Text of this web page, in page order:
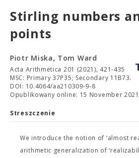
Stirling numbers
points
Piotr Miska, Tom Ward
Acta Arithmetica 201 (2021), 421-435
MSC: Primary 37P35; Secondary 11B73.
DOI: 10.4064/aa210309-9-8
Opublikowany online: 15 November 2021
Streszczenie
We introduce the notion of ‘almost
arithmetic generalization of